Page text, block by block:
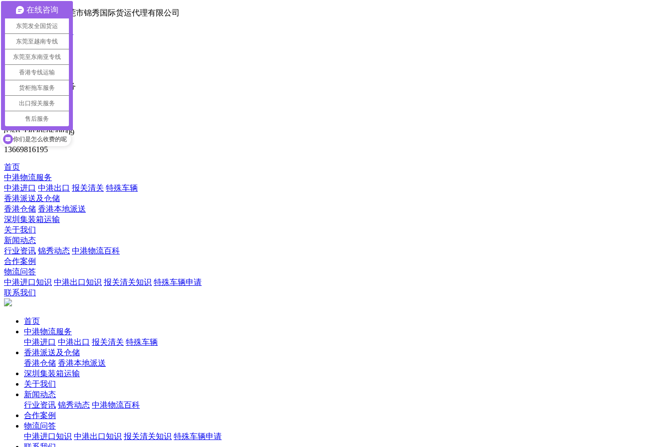
您好，欢迎来到东莞市锦秀国际货运代理有限公司
在线联系|联系我们
专注中港物流15年
一站式中港物流服务
全国统一热线
0769-23030506/08/09
13669816195
首页
中港物流服务
中港进口 中港出口 报关清关 特殊车辆
香港派送及仓储
香港仓储 香港本地派送
深圳集装箱运输
关于我们
新闻动态
行业资讯 锦秀动态 中港物流百科
合作案例
物流问答
中港进口知识 中港出口知识 报关清关知识 特殊车辆申请
联系我们
首页
中港物流服务
中港进口 中港出口 报关清关 特殊车辆
香港派送及仓储
香港仓储 香港本地派送
深圳集装箱运输
关于我们
新闻动态
行业资讯 锦秀动态 中港物流百科
合作案例
物流问答
中港进口知识 中港出口知识 报关清关知识 特殊车辆申请
在线咨询
东莞发全国货运
东莞至越南专线
东莞至东南亚专线
香港专线运输
货柜拖车服务
出口报关服务
售后服务
你们是怎么收费的呢